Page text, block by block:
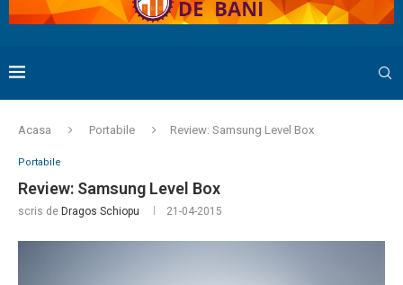
Acasa Portabile Review: Samsung Level Box
Portabile
Review: Samsung Level Box
scris de Dragos Schiopu 21-04-2015